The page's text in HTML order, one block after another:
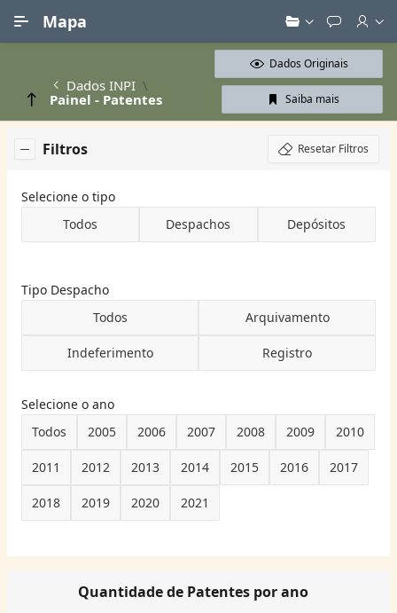
Mapa
Dados INPI
Painel - Patentes
Dados Originais
Saiba mais
Filtros Resetar Filtros
Selecione o tipo
Todos
Despachos Depósitos
Tipo Despacho
Todos
Arquivamento
Indeferimento Registro
Selecione o ano
Todos
2005 2006 2007 2008 2009 2010
2011 2012 2013 2014 2015 2016 2017
2018 2019 2020 2021
Quantidade de Patentes por ano